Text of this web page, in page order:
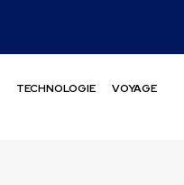
TECHNOLOGIE VOYAGE